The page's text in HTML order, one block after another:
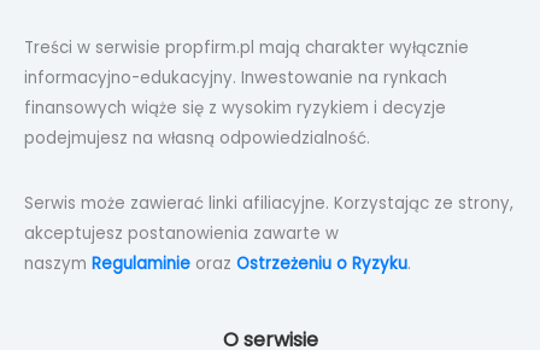
Treści w serwisie propfirm.pl mają charakter wyłącznie
informacyjno-edukacyjny. Inwestowanie na rynkach
finansowych wiąże się z wysokim ryzykiem i decyzje
podejmujesz na własną odpowiedzialność.
Serwis może zawierać linki afiliacyjne. Korzystając ze strony,
akceptujesz postanowienia zawarte w
naszym Regulaminie oraz Ostrzeżeniu o Ryzyku.
O serwisie